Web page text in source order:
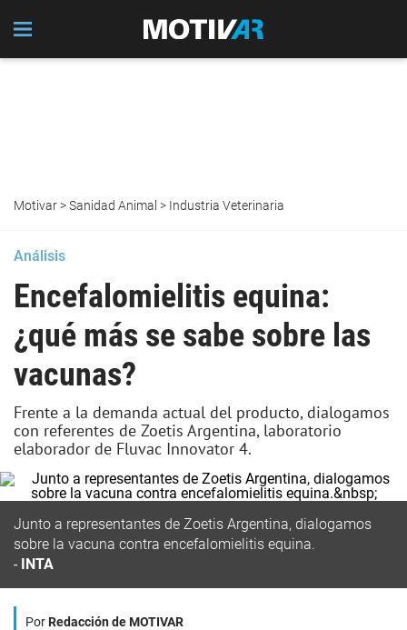
Motivar>Sanidad Animal > Industria Veterinaria
Análisis
Encefalomielitis equina:
¿qué más se sabe sobre las
vacunas?
Frente a la demanda actual del producto, dialogamos
con referentes de Zoetis Argentina, laboratorio
elaborador de Fluvac Innovator 4.
Junto a representantes de Zoetis Argentina, dialogamos
sobre la vacuna contra encefalomielitis equina.
INTA
PorRedacción de MOTIVAR